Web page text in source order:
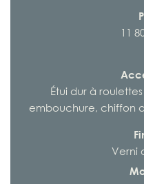
11
Étui dur à
embouchure, chiffon
Verni